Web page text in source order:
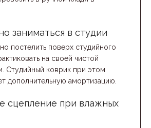
заниматься в студии
постелить поверх студийного
на своей чистой
Студийный коврик при этом
дополнительную амортизацию.
сцепление при влажных